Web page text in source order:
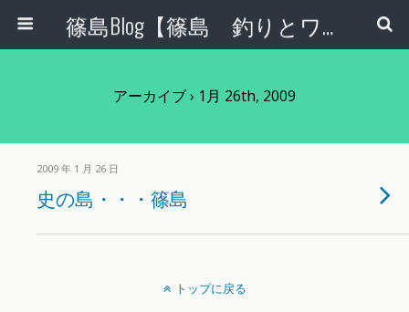
篠島Blog【篠島 釣りとワンコとエコな日々】
アーカイブ › 1月 26th, 2009
2009 年 1 月 26 日
史の島・・・篠島
トップに戻る